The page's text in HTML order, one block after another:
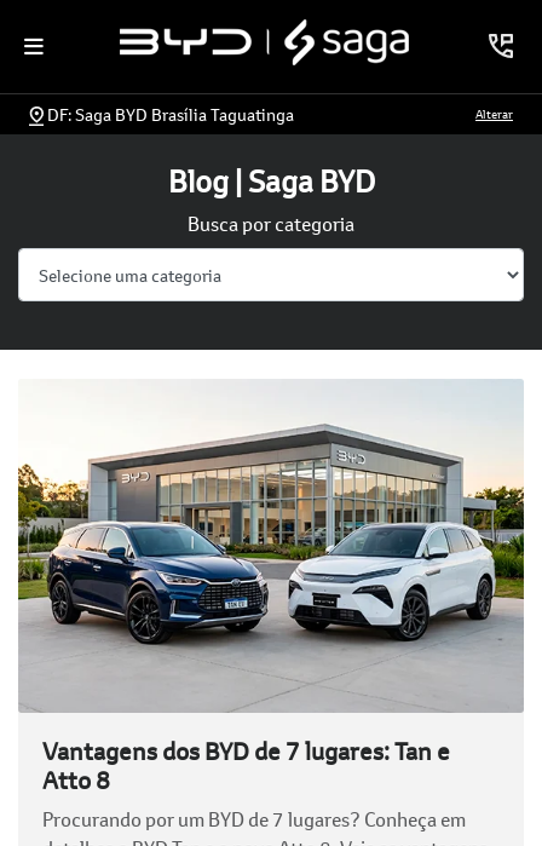
DF: Saga BYD Brasília Taguatinga Alterar
Blog | Saga BYD
Busca por categoria
Vantagens dos BYD de 7 lugares: Tan e
Atto 8
Procurando por um BYD de 7 lugares? Conheça em